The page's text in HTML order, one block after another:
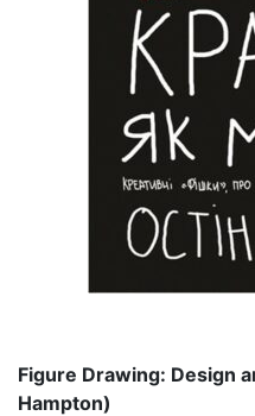
Figure Drawing: Design
Hampton)